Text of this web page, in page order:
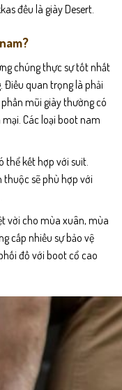
đều là giày Desert.
chúng thực sự tốt nhất
Điều quan trọng là phải
mũi giày thường có
Các loại boot nam
thể kết hợp với suit.
sẽ phù hợp với
vời cho mùa xuân, mùa
cấp nhiều sự bảo vệ
đồ với boot cổ cao